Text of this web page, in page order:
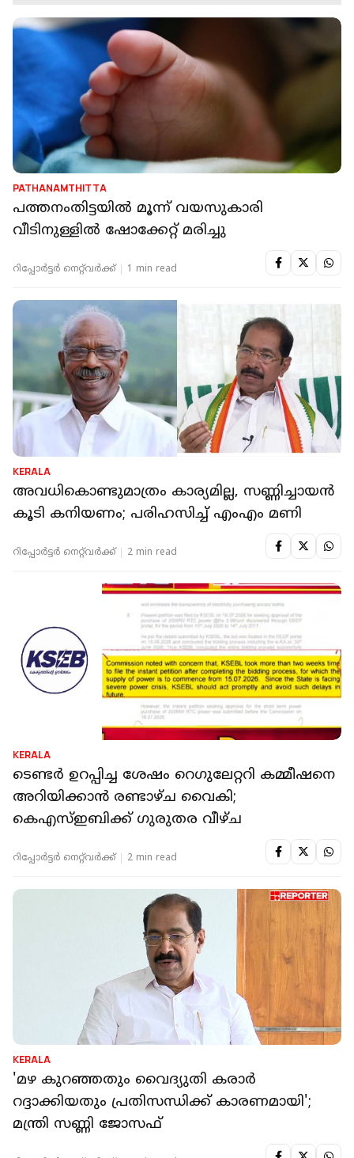
PATHANAMTHITTA
പത്തനംതിട്ടയില്‍ മൂന്ന് വയസുകാരി
വീടിനുള്ളില്‍ ഷോക്കേറ്റ് മരിച്ചു
റിപ്പോർട്ടർ നെറ്റ്‌വര്‍ക്ക്‌ 1 min read
KERALA
അവധികൊണ്ടുമാത്രം കാര്യമില്ല, സണ്ണിച്ചായന്‍
കൂടി കനിയണം; പരിഹസിച്ച് എംഎം മണി
റിപ്പോർട്ടർ നെറ്റ്‌വര്‍ക്ക്‌ 2 min read
KERALA
ടെണ്ടര്‍ ഉറപ്പിച്ച ശേഷം റെഗുലേറ്ററി കമ്മീഷനെ
അറിയിക്കാന്‍ രണ്ടാഴ്ച വൈകി;
കെഎസ്ഇബിക്ക് ഗുരുതര വീഴ്ച
റിപ്പോർട്ടർ നെറ്റ്‌വര്‍ക്ക്‌ 2 min read
KERALA
'മഴ കുറഞ്ഞതും വൈദ്യുതി കരാര്‍
റദ്ദാക്കിയതും പ്രതിസന്ധിക്ക് കാരണമായി';
മന്ത്രി സണ്ണി ജോസഫ്